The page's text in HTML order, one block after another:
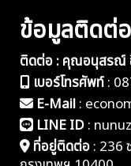
ข้อมูลติดต่อ
ติดต่อ : คุณอนุสรณ์
เบอร์โทรศัพท์:
E-Mail:
LINE ID:
ที่อยู่ติดต่อ: 236